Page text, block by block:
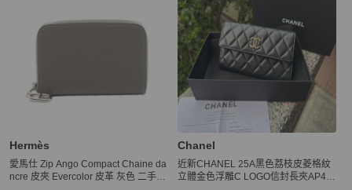
Hermès
愛馬仕 Zip Ango Compact Chaine da
ncre 皮夾 Evercolor 皮革 灰色 二手 K
Chanel
近新CHANEL 25A黑色荔枝皮菱格紋
立體金色浮雕C LOGO信封長夾AP47